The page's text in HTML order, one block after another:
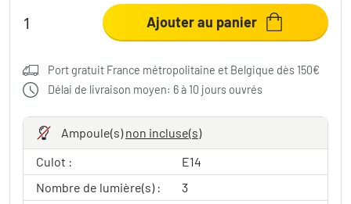
Ajouter au panier
Port gratuit France métropolitaine et Belgique dès 150€
Délai de livraison moyen: 6 à 10 jours ouvrés
Ampoule(s)non incluse(s)
Culot :
E14
Nombre de lumière(s) :
3